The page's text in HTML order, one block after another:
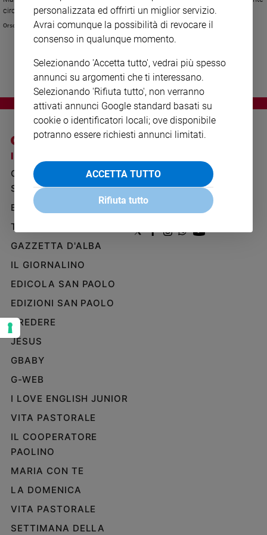
Ambiente
Aziende
settimana
Migranti
Diversità
e
inclusione
Cultura
spettacoli
Sanremo
Tv
e
Libri
Musica
Arte
Famiglia
educazione
e
figli
Scuola
circa un milione. Questi i nuovi dati Istat sul matrimonio.
Orsola Vetri
I SITI SAN PAOLO
GRUPPO EDITORIALE
SAN PAOLO
BENESSERE
TELENOVA
GAZZETTA D'ALBA
IL GIORNALINO
EDICOLA SAN PAOLO
EDIZIONI SAN PAOLO
CREDERE
JESUS
GBABY
G-WEB
I LOVE ENGLISH JUNIOR
VITA PASTORALE
IL COOPERATORE
PAOLINO
MARIA CON TE
LA DOMENICA
VITA PASTORALE
SETTIMANA DELLA
PRIVACY POLICY
WHISTLEBLOWING
personalizzata ed offrirti un miglior servizio.
Avrai comunque la possibilità di revocare il
consenso in qualunque momento.
Selezionando 'Accetta tutto', vedrai più spesso
annunci su argomenti che ti interessano.
Selezionando 'Rifiuta tutto', non verranno
attivati annunci Google standard basati su
cookie o identificatori locali; ove disponibile
potranno essere richiesti annunci limitati.
ACCETTA TUTTO
Rifiuta tutto